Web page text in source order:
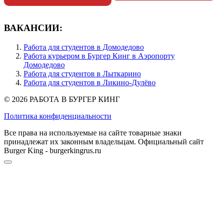
ВАКАНСИИ:
Работа для студентов в Домодедово
Работа курьером в Бургер Кинг в Аэропорту
Домодедово
Работа для студентов в Лыткарино
Работа для студентов в Ликино-Дулёво
© 2026 РАБОТА В БУРГЕР КИНГ
Политика конфиденциальности
Все права на используемые на сайте товарные знаки
принадлежат их законным владельцам. Официальный сайт
Burger King - burgerkingrus.ru